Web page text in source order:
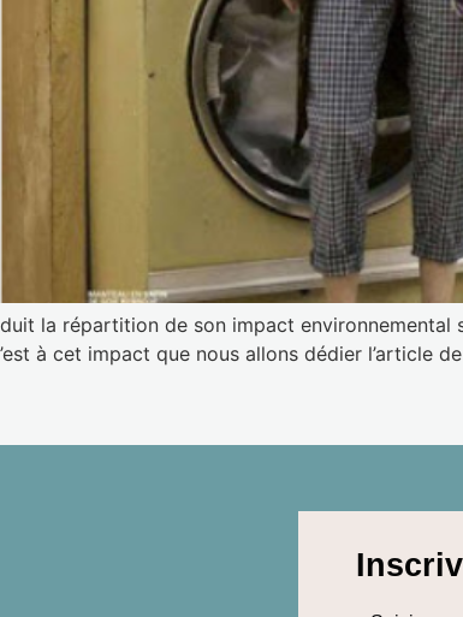
la répartition de son impact
à cet impact que nous allons dédier l’article